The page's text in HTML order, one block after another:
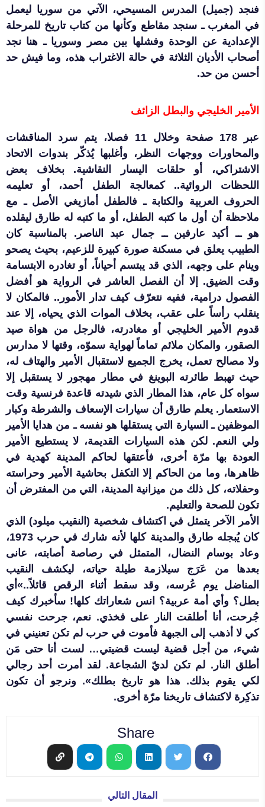
فنجد (جميل) المدرس المسيحي، الآتي من سوريا ليعمل
في المغرب ـ سنجد مقاطع وكأنها من كتاب تاريخ للمرحلة
الإعدادية عن الوحدة وفشلها بين مصر وسوريا ـ هنا نجد
أصحاب الأديان الثلاثة في حالة الاغتراب هذه، وما فيش حد
أحسن من حد.
الأمير الخليجي والبطل الزائف
عبر 178 صفحة وخلال 11 فصلا، يتم سرد المناقشات
والمحاورات ووجهات النظر، وأغلبها يُذكّر بندوات الاتحاد
الاشتراكي، أو حلقات اليسار النقاشية. بخلاف بعض
اللحظات الروائية.. كمعالجة الطفل أحمد، أو تعليمه
الحروف العربية والكتابة ـ فالطفل أمازيغي الأصل ـ مع
ملاحظة أن أول ما كتبه الطفل، أو ما كتبه له طارق ليقلده
هو ــ أكيد عارفين ــ جمال عبد الناصر. بالمناسبة كان
الطبيب يعلق في مسكنة صورة كبيرة للزعيم، بحيث يصحو
وينام على وجهه، الذي قد يبتسم أحياناً، أو تغادره الابتسامة
وقت الضيق. إلا أن الفصل العاشر في الرواية هو أفضل
الفصول درامية، ففيه نتعرّف كيف تدار الأمور.. فالمكان لا
ينقلب رأساً على عقب، بخلاف الموات الذي يحياه، إلا عند
قدوم الأمير الخليجي أو مغادرته، فالرجل من هواة صيد
الصقور، والمكان ملائم تماماً لهواية سموّه، وقتها لا مدارس
ولا مصالح تعمل، يخرج الجميع لاستقبال الأمير والهتاف له،
حيث تهبط طائرته البوينغ في مطار مهجور لا يستقبل إلا
سواه كل عام، هذا المطار الذي شيدته قاعدة فرنسية وقت
الاستعمار. يعلم طارق أن سيارات الإسعاف والشرطة وكبار
الموظفين ـ السيارة التي يستقلها هو نفسه ـ من هدايا الأمير
ولي النعم. لكن هذه السيارات القديمة، لا يستطيع الأمير
العودة بها مرّة أخرى، فأعتقها لحاكم المدينة كهدية في
ظاهرها، وما من الحاكم إلا التكفل بحاشية الأمير وحراسته
وحفلاته، كل ذلك من ميزانية المدينة، التي من المفترض أن
تكون للصحة والتعليم.
الأمر الآخر يتمثل في اكتشاف شخصية (النقيب ميلود) الذي
كان يُبجله طارق والمدينة كلها لأنه شارك في حرب 1973،
وعاد بوسام النضال، المتمثل في رصاصة أصابته، عانى
بعدها من عَرَج سيلازمة طيلة حياته، ليكشف النقيب
المناضل يوم عُرسه، وقد سقط أثناء الرقص قائلاً..»أي
بطل؟ وأي أمة عربية؟ انس شعاراتك كلها! سأخبرك كيف
جُرحت، أنا أطلقت النار على فخذي. نعم، جرحت نفسي
كي لا أذهب إلى الجبهة فأموت في حرب لم تكن تعنيني في
شيء، من أجل قضية ليست قضيتي… لست أنا حتى مَن
أطلق النار. لم تكن لديّ الشجاعة. لقد أمرت أحد رجالي
لكي يقوم بذلك. هذا هو تاريخ بطلك». ونرجو أن تكون
تذكِرة لاكتشاف تاريخنا مرّة أخرى.
Share
المقال التالي